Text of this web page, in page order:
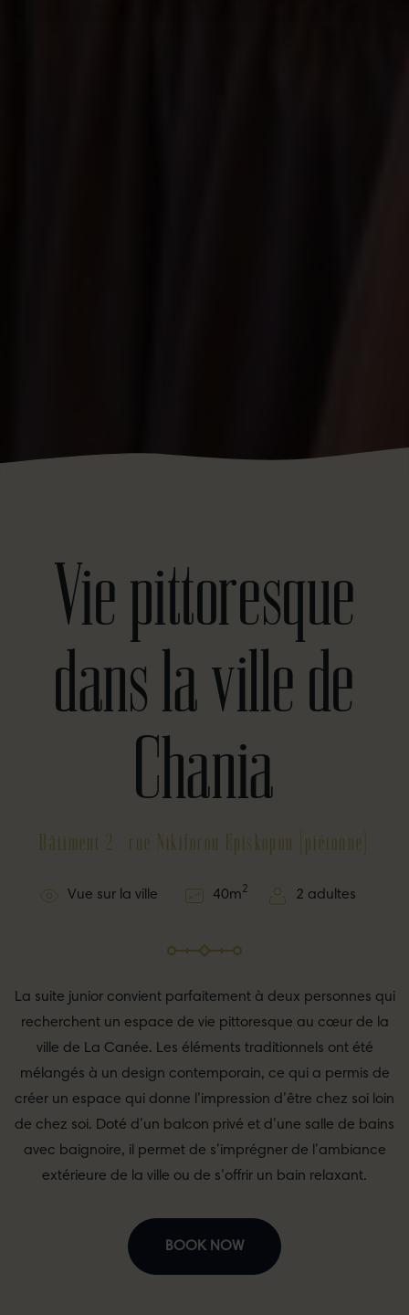
Vie pittoresque
dans la ville de
Chania
Bâtiment 2 - rue Nikiforou Episkopou (piétonne)
Vue sur la ville 40m2 2 adultes
La suite junior convient parfaitement à deux personnes qui
recherchent un espace de vie pittoresque au cœur de la
ville de La Canée. Les éléments traditionnels ont été
mélangés à un design contemporain, ce qui a permis de
créer un espace qui donne l’impression d’être chez soi loin
de chez soi. Doté d’un balcon privé et d’une salle de bains
avec baignoire, il permet de s’imprégner de l’ambiance
extérieure de la ville ou de s’offrir un bain relaxant.
BOOK NOW